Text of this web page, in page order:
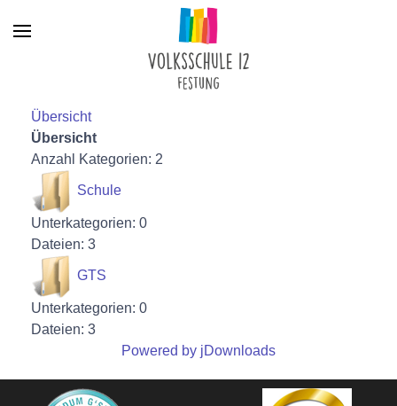
Übersicht
Übersicht
Anzahl Kategorien: 2
Schule
Unterkategorien: 0
Dateien: 3
GTS
Unterkategorien: 0
Dateien: 3
Powered by jDownloads